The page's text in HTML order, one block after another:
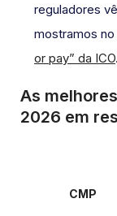
reguladores
mostramos
or pay” da ICO.
As
2026 em
CMP